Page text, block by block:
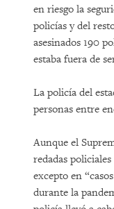
en riesgo la
policías y del
asesinados 190
estaba fuera de
La policía del
personas entre
Aunque el
redadas
excepto en
durante la